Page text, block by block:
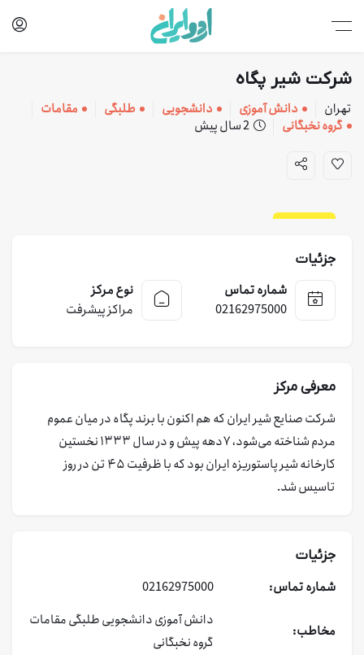
شرکت شیر پگاه
تهران دانش آموزی دانشجویی طلبگی
مقامات
گروه نخبگانی
صنایع غذایی
جزئیات
شماره تماس
02162975000
نوع مرکز
مراکز پیشرفت
معرفی مرکز
شرکت صنایع شیر ایران که هم اکنون با برند پگاه در میان عموم
مردم شناخته می‌شود، ۷دهه پیش و در سال ۱۳۳۳ نخستین
کارخانه شیر پاستوریزه ایران بود که با ظرفیت ۴۵ تن در روز
تاسیس شد.
جزئیات
شماره تماس: 02162975000
مخاطب:
دانش آموزیدانشجوییطلبگیمقامات
گروه نخبگانی